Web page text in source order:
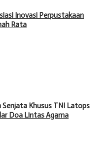
Inovasi Perpustakaan
Rata
Senjata Khusus TNI Latops
Doa Lintas Agama